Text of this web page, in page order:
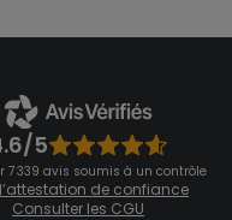
5
7 339 avis soumis à un contrôle
de confiance
Consulter les CGU